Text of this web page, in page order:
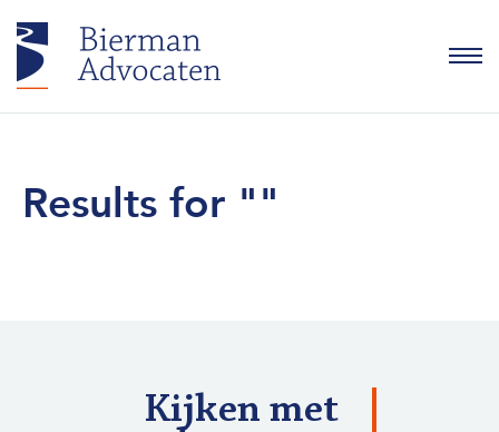
Kennis & blogs
Results for ""
Kijken met